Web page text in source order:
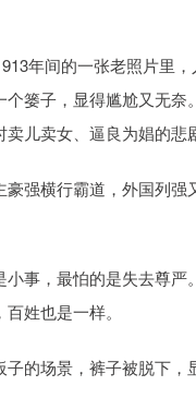
年间的一张老照片里
篓子，显得尴尬又无
儿卖女、逼良为娼的悲
强横行霸道，外国列
事，最怕的是失去尊
姓也是一样。
的场景，裤子被脱下